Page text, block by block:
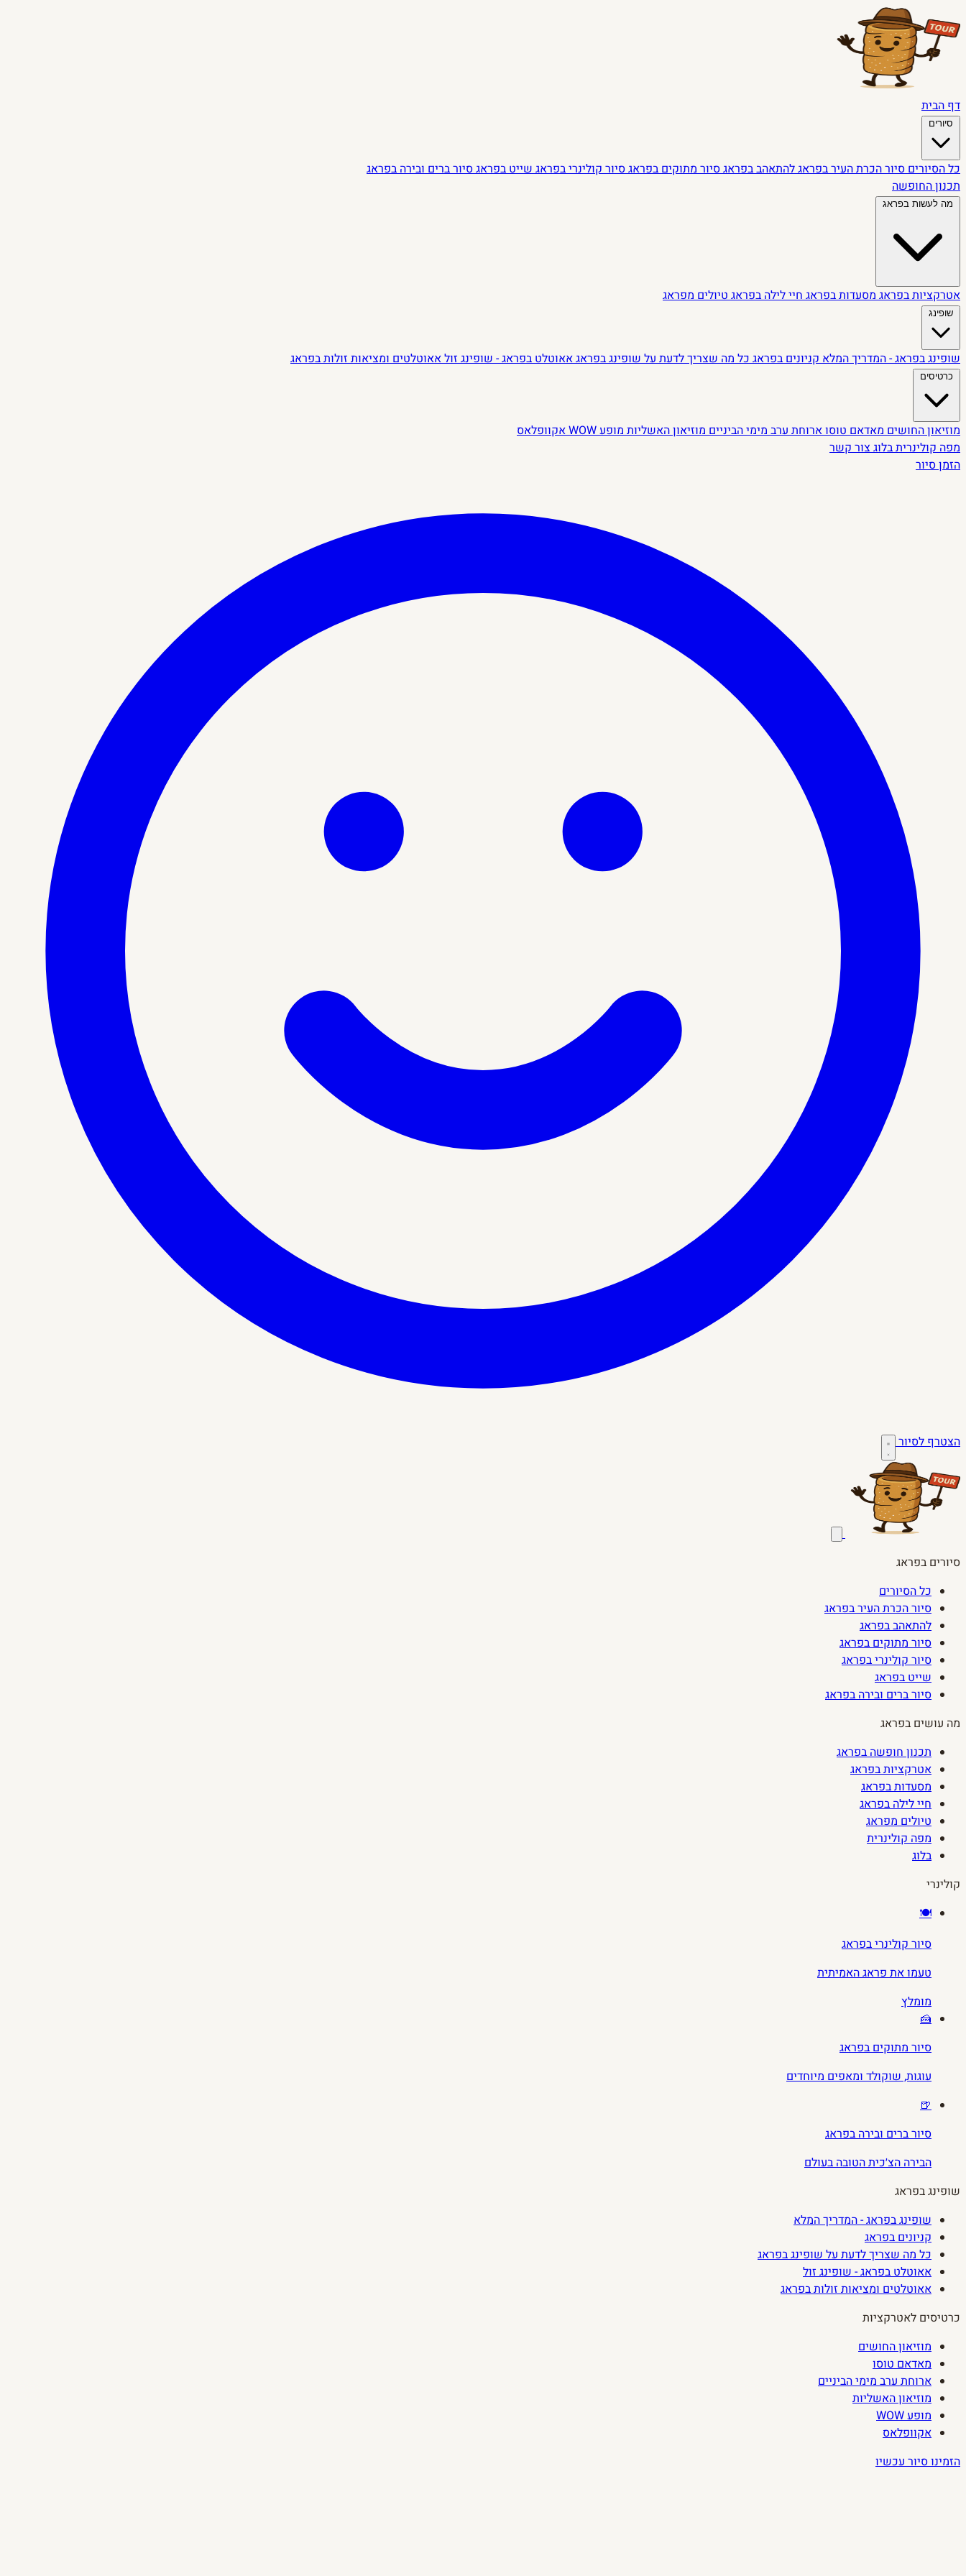
דף הבית
סיורים
כל הסיוריםסיור הכרת העיר בפראגלהתאהב בפראגסיור מתוקים בפראגסיור קולינרי בפראגשייט בפראגסיור ברים ובירה בפראג
תכנון החופשה
מה לעשות בפראג
אטרקציות בפראגמסעדות בפראגחיי לילה בפראגטיולים מפראג
שופינג
שופינג בפראג - המדריך המלאקניונים בפראגכל מה שצריך לדעת על שופינג בפראגאאוטלט בפראג - שופינג זולאאוטלטים ומציאות זולות בפראג
כרטיסים
מוזיאון החושיםמאדאם טוסוארוחת ערב מימי הבינייםמוזיאון האשליותמופע WOW
אקוופלאס
מפה קולינריתבלוגצור קשר
הזמן סיור
הצטרף לסיור
סיורים בפראג
כל הסיורים
סיור הכרת העיר בפראג
להתאהב בפראג
סיור מתוקים בפראג
סיור קולינרי בפראג
שייט בפראג
סיור ברים ובירה בפראג
מה עושים בפראג
תכנון חופשה בפראג
אטרקציות בפראג
מסעדות בפראג
חיי לילה בפראג
טיולים מפראג
מפה קולינרית
בלוג
קולינרי
🍽️
סיור קולינרי בפראג
טעמו את פראג האמיתית
מומלץ
🍰
סיור מתוקים בפראג
עוגות, שוקולד ומאפים מיוחדים
🍺
סיור ברים ובירה בפראג
הבירה הצ׳כית הטובה בעולם
שופינג בפראג
שופינג בפראג - המדריך המלא
קניונים בפראג
כל מה שצריך לדעת על שופינג בפראג
אאוטלט בפראג - שופינג זול
אאוטלטים ומציאות זולות בפראג
כרטיסים לאטרקציות
מוזיאון החושים
מאדאם טוסו
ארוחת ערב מימי הביניים
מוזיאון האשליות
מופע WOW
אקוופלאס
הזמינו סיור עכשיו